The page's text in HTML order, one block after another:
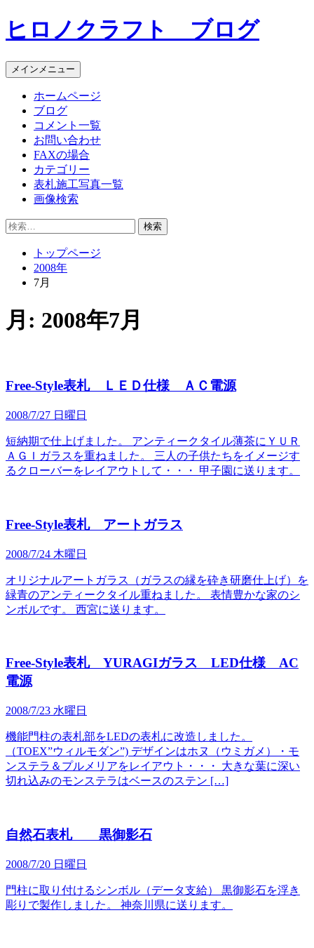
コ
ン
ン
ツ
ヒロノクラフト ブログ
メインメニュー
ホームページ
ブログ
コメント一覧
お問い合わせ
FAXの場合
カテゴリー
表札施工写真一覧
画像検索
検
トップページ
2008年
7月
月: 2008年7月
Free-Style表札 ＬＥＤ仕様 ＡＣ電源
2008/7/27 日曜日
短納期で仕上げました。 アンティークタイル薄茶にＹＵＲ
ＡＧＩガラスを重ねました。 三人の子供たちをイメージす
るクローバーをレイアウトして・・・ 甲子園に送ります。
Free-Style表札 アートガラス
2008/7/24 木曜日
オリジナルアートガラス（ガラスの縁を砕き研磨仕上げ）を
緑青のアンティークタイル重ねました。 表情豊かな家のシ
ンボルです。 西宮に送ります。
Free-Style表札 YURAGIガラス LED仕様 AC
電源
2008/7/23 水曜日
機能門柱の表札部をLEDの表札に改造しました。
（TOEX”ウィルモダン”) デザインはホヌ（ウミガメ）・モ
ンステラ＆プルメリアをレイアウト・・・ 大きな葉に深い
切れ込みのモンステラはベースのステン […]
自然石表札 黒御影石
2008/7/20 日曜日
門柱に取り付けるシンボル（データ支給） 黒御影石を浮き
彫りで製作しました。 神奈川県に送ります。